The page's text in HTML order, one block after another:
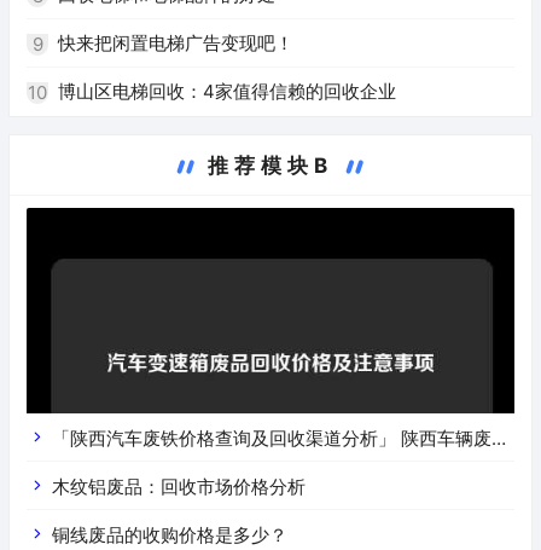
9 快来把闲置电梯广告变现吧！
10 博山区电梯回收：4家值得信赖的回收企业
推荐模块B
「陕西汽车废铁价格查询及回收渠道分析」 陕西车辆废铁
价是什么
木纹铝废品：回收市场价格分析
铜线废品的收购价格是多少？